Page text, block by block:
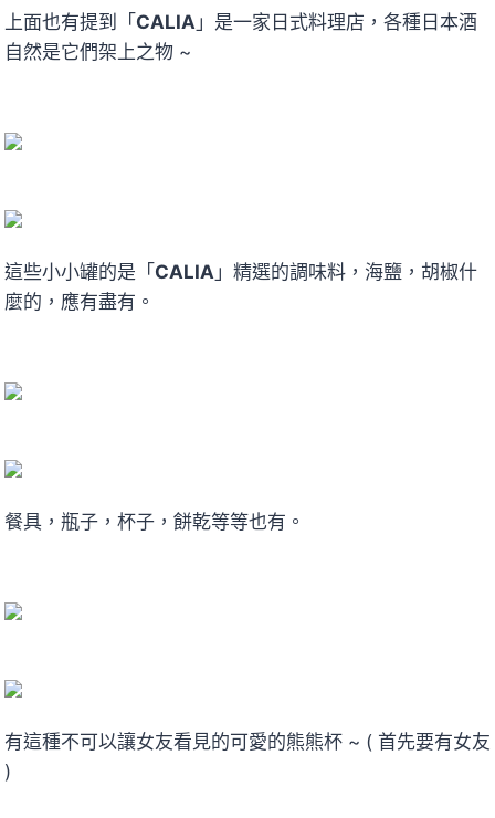
上面也有提到「CALIA 」是一家日式料理店，各種日本酒
自然是它們架上之物 ~
這些小小罐的是「CALIA 」精選的調味料，海鹽，胡椒什
麼的，應有盡有。
餐具，瓶子，杯子，餅乾等等也有。
有這種不可以讓女友看見的可愛的熊熊杯 ~ ( 首先要有女友
)